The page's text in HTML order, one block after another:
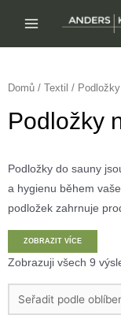
obsah
Domů / Textil /
Podložky
Podložky do sauny
a hygienu během
podložek zahrnuje
podložka je pečlivě
Saunové
Vybírat můžete z
ZOBRAZIT VÍCE
Zobrazuji všech 9